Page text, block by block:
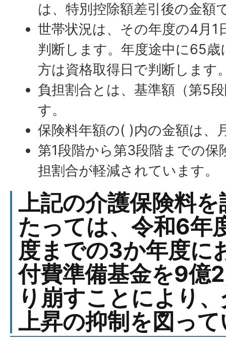
は、特別控除額差引後の金額
世帯状況は、その年度の4月1
判断します。年度途中に65
方は資格取得日で判断します
負担割合とは、基準額（第5
す。
保険料年額の( )内の金額は、
第1段階から第3段階までの保
担割合が軽減されています。
上記の介護保険料
たっては、令和6年
度までの3か年度に
付費準備基金を9億
り崩すことにより
上昇の抑制を図っ